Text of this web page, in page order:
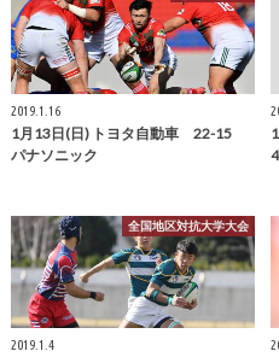
2019.1.16
1月13日(日) トヨタ自動車 22-15
パナソニック
全国地区対抗大学大会
2019.1.4